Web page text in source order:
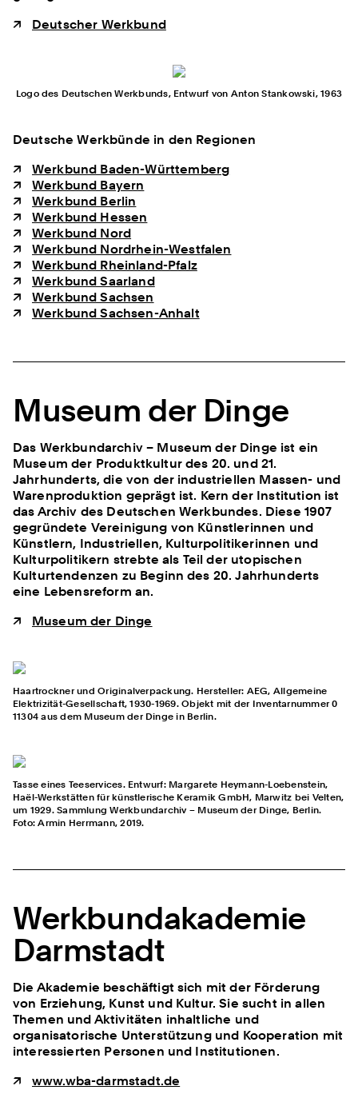
Deutscher Werkbund
Logo des Deutschen Werkbunds, Entwurf von Anton Stankowski, 1963
Deutsche Werkbünde in den Regionen
Werkbund Baden-Württemberg
Werkbund Bayern
Werkbund Berlin
Werkbund Hessen
Werkbund Nord
Werkbund Nordrhein-Westfalen
Werkbund Rheinland-Pfalz
Werkbund Saarland
Werkbund Sachsen
Werkbund Sachsen-Anhalt
Museum der Dinge
Das Werkbundarchiv – Museum der Dinge ist ein
Museum der Produktkultur des 20. und 21.
Jahrhunderts, die von der industriellen Massen- und
Warenproduktion geprägt ist. Kern der Institution ist
das Archiv des Deutschen Werkbundes. Diese 1907
gegründete Vereinigung von Künstlerinnen und
Künstlern, Industriellen, Kulturpolitikerinnen und
Kulturpolitikern strebte als Teil der utopischen
Kulturtendenzen zu Beginn des 20. Jahrhunderts
eine Lebensreform an.
Museum der Dinge
Haartrockner und Originalverpackung. Hersteller: AEG, Allgemeine
Elektrizität-Gesellschaft, 1930-1969. Objekt mit der Inventarnummer 0
11304 aus dem Museum der Dinge in Berlin.
Tasse eines Teeservices. Entwurf: Margarete Heymann-Loebenstein,
Haël-Werkstätten für künstlerische Keramik GmbH, Marwitz bei Velten,
um 1929. Sammlung Werkbundarchiv – Museum der Dinge, Berlin.
Foto: Armin Herrmann, 2019.
Werkbundakademie
Darmstadt
Die Akademie beschäftigt sich mit der Förderung
von Erziehung, Kunst und Kultur. Sie sucht in allen
Themen und Aktivitäten inhaltliche und
organisatorische Unterstützung und Kooperation mit
interessierten Personen und Institutionen.
www.wba-darmstadt.de